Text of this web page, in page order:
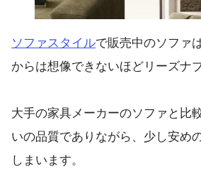
ソファスタイルで販売中のソファ
からは想像できないほどリーズナ
大手の家具メーカーのソファと比
いの品質でありながら、少し安め
しまいます。